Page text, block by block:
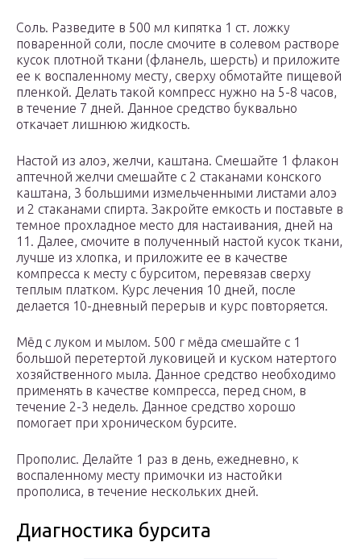
Соль. Разведите в 500 мл кипятка 1 ст. ложку
поваренной соли, после смочите в солевом растворе
кусок плотной ткани (фланель, шерсть) и приложите
ее к воспаленному месту, сверху обмотайте пищевой
пленкой. Делать такой компресс нужно на 5-8 часов,
в течение 7 дней. Данное средство буквально
откачает лишнюю жидкость.
Настой из алоэ, желчи, каштана. Смешайте 1 флакон
аптечной желчи смешайте с 2 стаканами конского
каштана, 3 большими измельченными листами алоэ
и 2 стаканами спирта. Закройте емкость и поставьте в
темное прохладное место для настаивания, дней на
11. Далее, смочите в полученный настой кусок ткани,
лучше из хлопка, и приложите ее в качестве
компресса к месту с бурситом, перевязав сверху
теплым платком. Курс лечения 10 дней, после
делается 10-дневный перерыв и курс повторяется.
Мёд с луком и мылом. 500 г мёда смешайте с 1
большой перетертой луковицей и куском натертого
хозяйственного мыла. Данное средство необходимо
применять в качестве компресса, перед сном, в
течение 2-3 недель. Данное средство хорошо
помогает при хроническом бурсите.
Прополис. Делайте 1 раз в день, ежедневно, к
воспаленному месту примочки из настойки
прополиса, в течение нескольких дней.
Диагностика бурсита